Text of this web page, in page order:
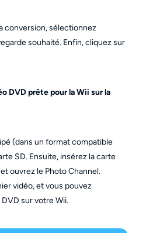
conversion, sélectionnez
souhaité. Enfin, cliquez sur
DVD prête pour la Wii sur la
(dans un format compatible
SD. Ensuite, insérez la carte
ouvrez le Photo Channel.
vidéo, et vous pouvez
sur votre Wii.